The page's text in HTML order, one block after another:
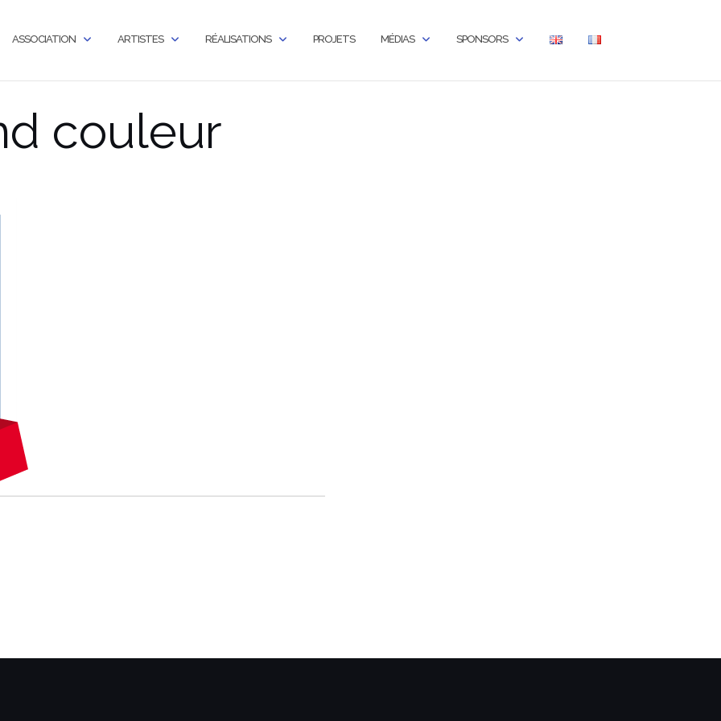
ASSOCIATION ARTISTES RÉALISATIONS PROJETS MÉDIAS SPONSORS
couleur